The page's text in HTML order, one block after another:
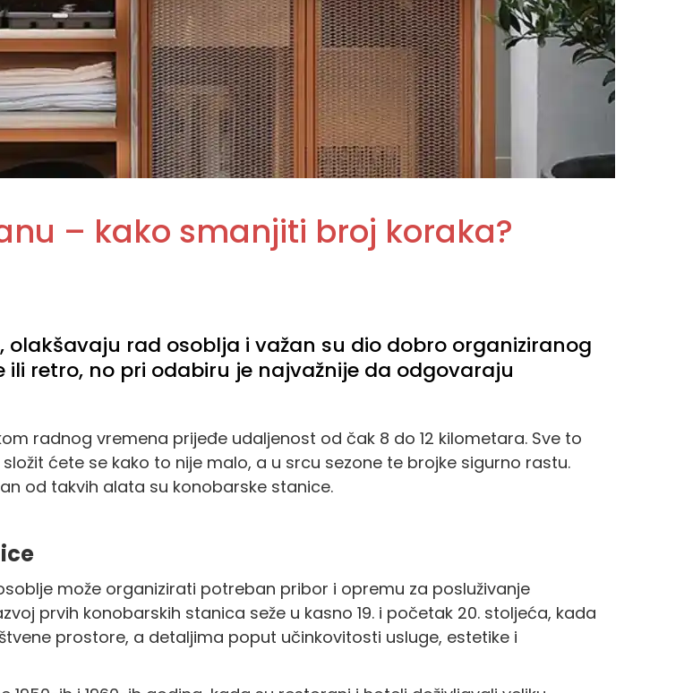
– kako smanjiti broj koraka?
rad osoblja i važan su dio dobro organiziranog
retro, no pri odabiru je najvažnije da odgovaraju
radnog vremena prijeđe udaljenost od čak 8 do 12 kilometara. Sve to
ćete se kako to nije malo, a u srcu sezone te brojke sigurno rastu.
od takvih alata su konobarske stanice.
može organizirati potreban pribor i opremu za posluživanje
prvih konobarskih stanica seže u kasno 19. i početak 20. stoljeća, kada
prostore, a detaljima poput učinkovitosti usluge, estetike i